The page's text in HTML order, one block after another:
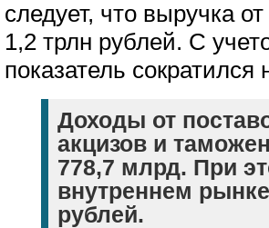
следует, что выручка
1,2 трлн рублей. С
показатель
Доходы от
акцизов и
778,7 млрд. При
внутреннем
рублей.